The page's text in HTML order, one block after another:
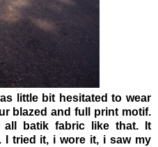
little bit hesitated to wear
blazed and full print motif.
batik fabric like that. It
tried it, i wore it, i saw my